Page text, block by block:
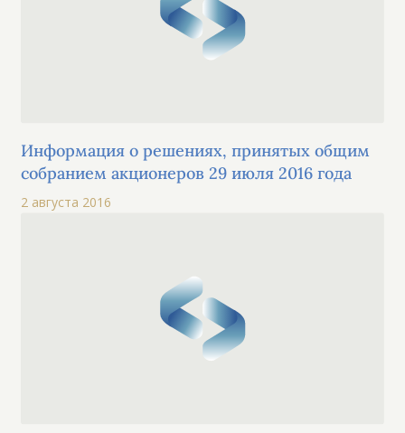
Информация о решениях, принятых общим
собранием акционеров 29 июля 2016 года
2 августа 2016